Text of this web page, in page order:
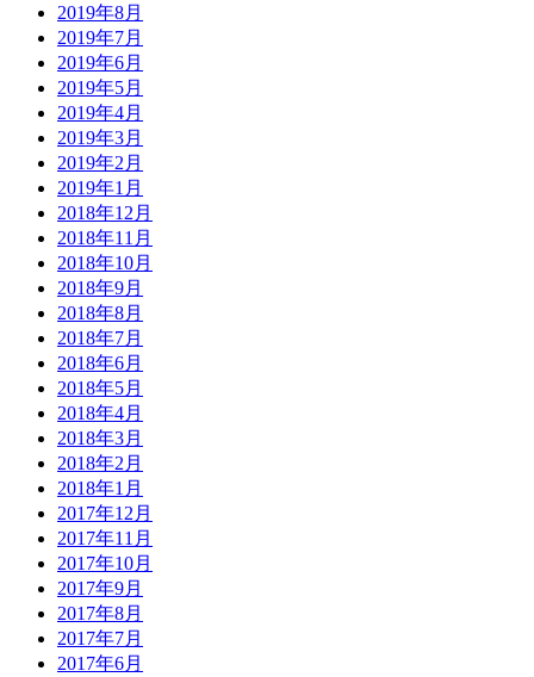
2019年8月
2019年7月
2019年6月
2019年5月
2019年4月
2019年3月
2019年2月
2019年1月
2018年12月
2018年11月
2018年10月
2018年9月
2018年8月
2018年7月
2018年6月
2018年5月
2018年4月
2018年3月
2018年2月
2018年1月
2017年12月
2017年11月
2017年10月
2017年9月
2017年8月
2017年7月
2017年6月